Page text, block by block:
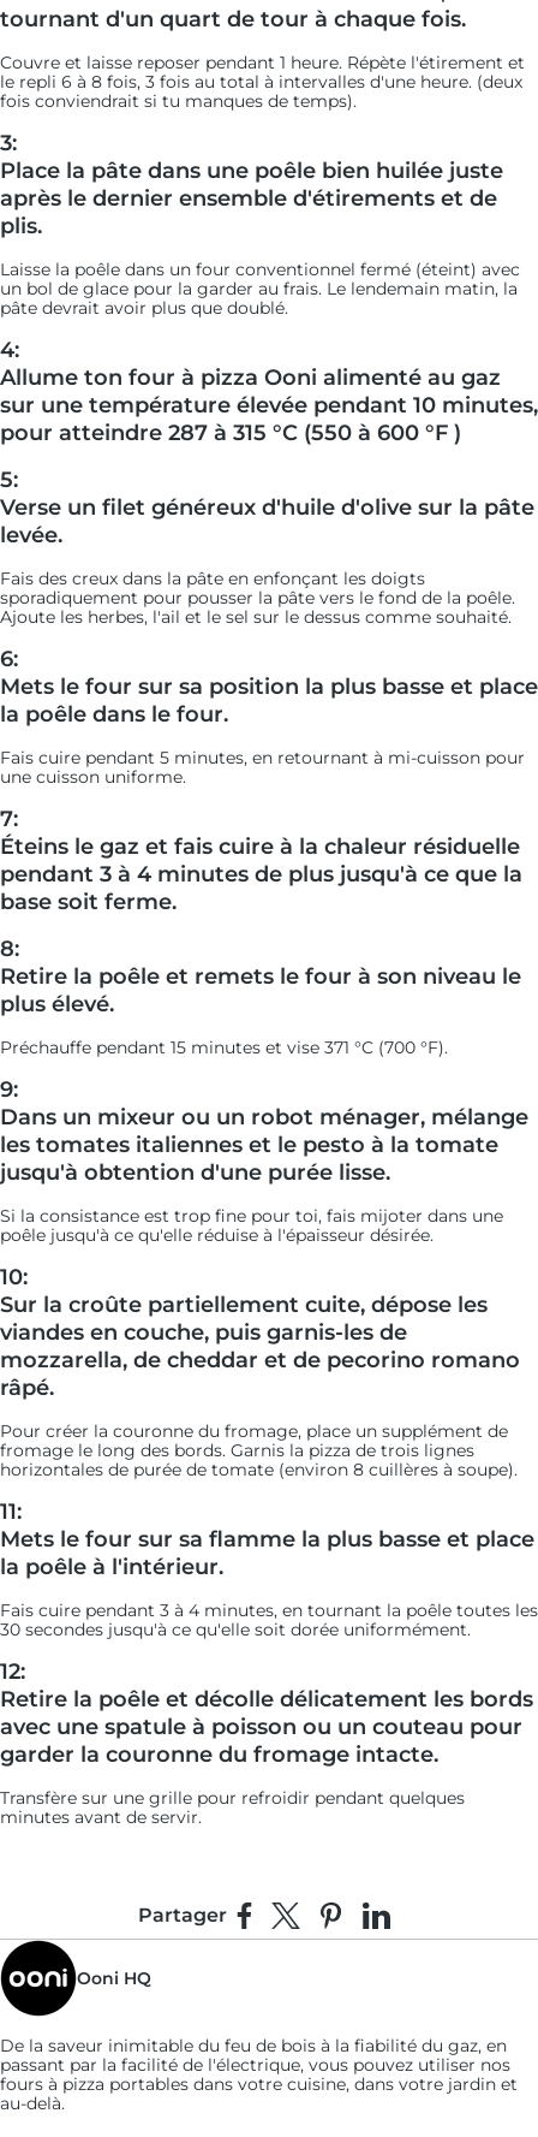
tournant d'un quart de tour à chaque fois.
Couvre et laisse reposer pendant 1 heure. Répète l'étirement et
le repli 6 à 8 fois, 3 fois au total à intervalles d'une heure. (deux
fois conviendrait si tu manques de temps).
3:
Place la pâte dans une poêle bien huilée juste
après le dernier ensemble d'étirements et de
plis.
Laisse la poêle dans un four conventionnel fermé (éteint) avec
un bol de glace pour la garder au frais. Le lendemain matin, la
pâte devrait avoir plus que doublé.
4:
Allume ton four à pizza Ooni alimenté au gaz
sur une température élevée pendant 10 minutes,
pour atteindre 287 à 315 °C (550 à 600 °F )
5:
Verse un filet généreux d'huile d'olive sur la pâte
levée.
Fais des creux dans la pâte en enfonçant les doigts
sporadiquement pour pousser la pâte vers le fond de la poêle.
Ajoute les herbes, l'ail et le sel sur le dessus comme souhaité.
6:
Mets le four sur sa position la plus basse et place
la poêle dans le four.
Fais cuire pendant 5 minutes, en retournant à mi-cuisson pour
une cuisson uniforme.
7:
Éteins le gaz et fais cuire à la chaleur résiduelle
pendant 3 à 4 minutes de plus jusqu'à ce que la
base soit ferme.
8:
Retire la poêle et remets le four à son niveau le
plus élevé.
Préchauffe pendant 15 minutes et vise 371 °C (700 °F).
9:
Dans un mixeur ou un robot ménager, mélange
les tomates italiennes et le pesto à la tomate
jusqu'à obtention d'une purée lisse.
Si la consistance est trop fine pour toi, fais mijoter dans une
poêle jusqu'à ce qu'elle réduise à l'épaisseur désirée.
10:
Sur la croûte partiellement cuite, dépose les
viandes en couche, puis garnis-les de
mozzarella, de cheddar et de pecorino romano
râpé.
Pour créer la couronne du fromage, place un supplément de
fromage le long des bords. Garnis la pizza de trois lignes
horizontales de purée de tomate (environ 8 cuillères à soupe).
11:
Mets le four sur sa flamme la plus basse et place
la poêle à l'intérieur.
Fais cuire pendant 3 à 4 minutes, en tournant la poêle toutes les
30 secondes jusqu'à ce qu'elle soit dorée uniformément.
12:
Retire la poêle et décolle délicatement les bords
avec une spatule à poisson ou un couteau pour
garder la couronne du fromage intacte.
Transfère sur une grille pour refroidir pendant quelques
minutes avant de servir.
Partager Partager sur Facebook
Partager sur X
Épingler sur Pinterest
Partager sur
Ooni HQ
De la saveur inimitable du feu de bois à la fiabilité du gaz, en
passant par la facilité de l'électrique, vous pouvez utiliser nos
fours à pizza portables dans votre cuisine, dans votre jardin et
au-delà.